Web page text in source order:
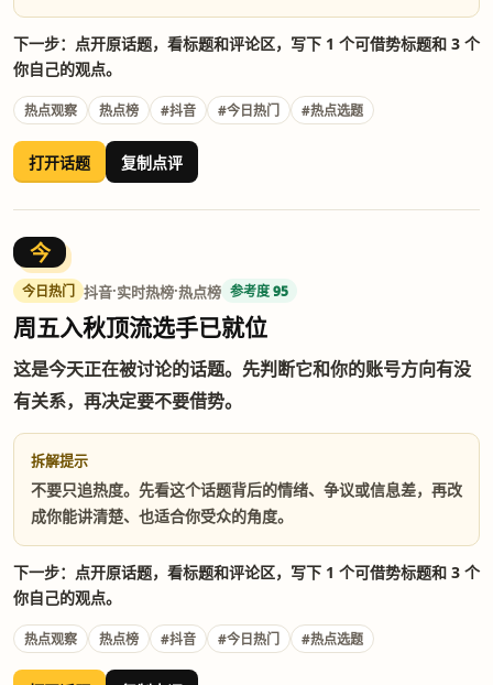
下一步：点开原话题，看标题和评论区，写下 1 个可借势标题和 3 个
你自己的观点。
热点观察 热点榜 #抖音 #今日热门 #热点选题
打开话题 复制点评
今
今日热门 抖音·实时热榜·热点榜 参考度 95
周五入秋顶流选手已就位
这是今天正在被讨论的话题。先判断它和你的账号方向有没
有关系，再决定要不要借势。
拆解提示
不要只追热度。先看这个话题背后的情绪、争议或信息差，再改
成你能讲清楚、也适合你受众的角度。
下一步：点开原话题，看标题和评论区，写下 1 个可借势标题和 3 个
你自己的观点。
热点观察 热点榜 #抖音 #今日热门 #热点选题